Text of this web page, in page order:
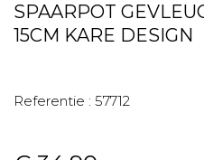
SPAARPOT
15CM KARE DESIGN
Referentie : 57712